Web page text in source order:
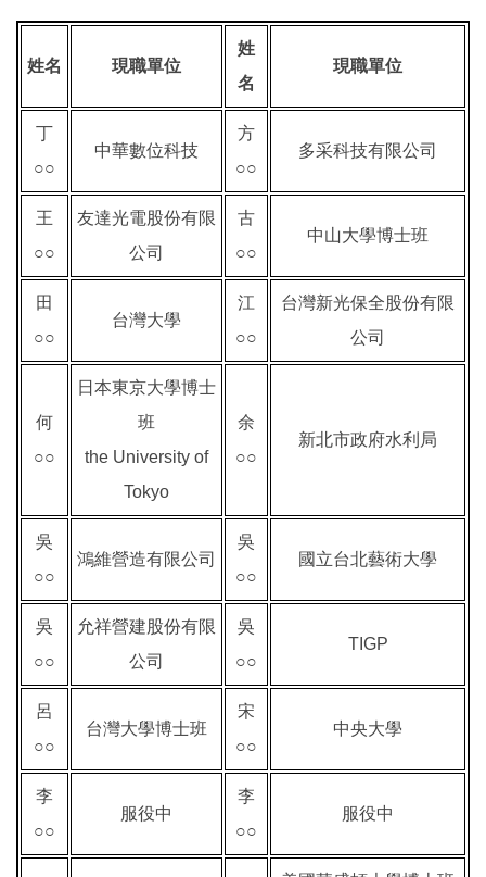
姓名 現職單位
姓
名
現職單位
丁
○○
中華數位科技
方
○○
多采科技有限公司
王
○○
友達光電股份有限
公司
古
○○
中山大學博士班
田
○○
台灣大學
江
○○
台灣新光保全股份有限
公司
何
○○
日本東京大學博士
班
the University of
Tokyo
余
○○
新北市政府水利局
吳
○○
鴻維營造有限公司
吳
○○
國立台北藝術大學
吳
○○
允祥營建股份有限
公司
吳
○○
TIGP
呂
○○
台灣大學博士班
宋
○○
中央大學
李
○○
服役中
李
○○
服役中